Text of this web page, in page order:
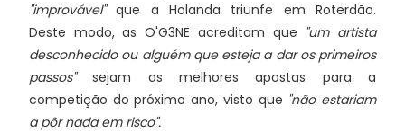
"improvável"que a Holanda triunfe em Roterdão.
Deste modo, as O'G3NE acreditam que "um artista
desconhecido ou alguém que esteja a dar os primeiros
passos"sejam as melhores apostas para a
competição do próximo ano, visto que "não estariam
a pôr nada em risco".